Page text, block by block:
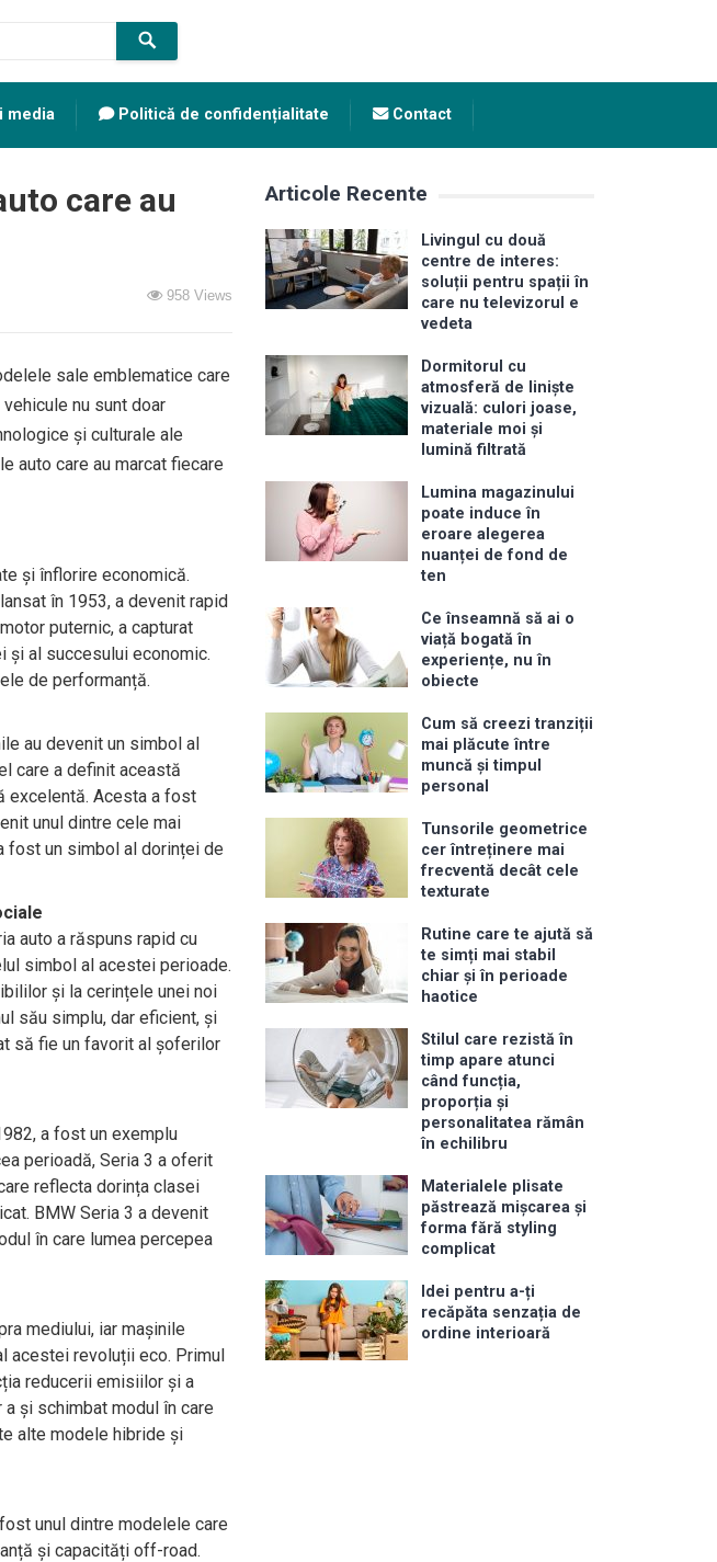
media Politică de confidențialitate Contact
care au
958 Views
sale emblematice care
nu sunt doar
și culturale ale
auto care au marcat fiecare
și înflorire economică.
în 1953, a devenit rapid
puternic, a capturat
și al succesului economic.
de performanță.
au devenit un simbol al
care a definit această
excelentă. Acesta a fost
unul dintre cele mai
fost un simbol al dorinței de
auto a răspuns rapid cu
simbol al acestei perioade.
și la cerințele unei noi
său simplu, dar eficient, și
să fie un favorit al șoferilor
a fost un exemplu
perioadă, Seria 3 a oferit
reflecta dorința clasei
BMW Seria 3 a devenit
în care lumea percepea
mediului, iar mașinile
acestei revoluții eco. Primul
reducerii emisiilor și a
și schimbat modul în care
alte modele hibride și
unul dintre modelele care
și capacități off-road.
Articole Recente
Livingul cu două
centre de interes:
soluții pentru spații în
care nu televizorul e
vedeta
Dormitorul cu
atmosferă de liniște
vizuală: culori joase,
materiale moi și
lumină filtrată
Lumina magazinului
poate induce în
eroare alegerea
nuanței de fond de
ten
Ce înseamnă să ai o
viață bogată în
experiențe, nu în
obiecte
Cum să creezi tranziții
mai plăcute între
muncă și timpul
personal
Tunsorile geometrice
cer întreținere mai
frecventă decât cele
texturate
Rutine care te ajută să
te simți mai stabil
chiar și în perioade
haotice
Stilul care rezistă în
timp apare atunci
când funcția,
proporția și
personalitatea rămân
în echilibru
Materialele plisate
păstrează mișcarea și
forma fără styling
complicat
Idei pentru a-ți
recăpăta senzația de
ordine interioară